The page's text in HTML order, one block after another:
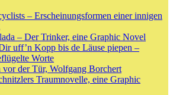
– Erscheinungsformen einer innigen
– Der Trinker, eine Graphic Novel
uff’n Kopp bis de Läuse piepen –
Worte
vor der Tür, Wolfgang Borchert
Traumnovelle, eine Graphic